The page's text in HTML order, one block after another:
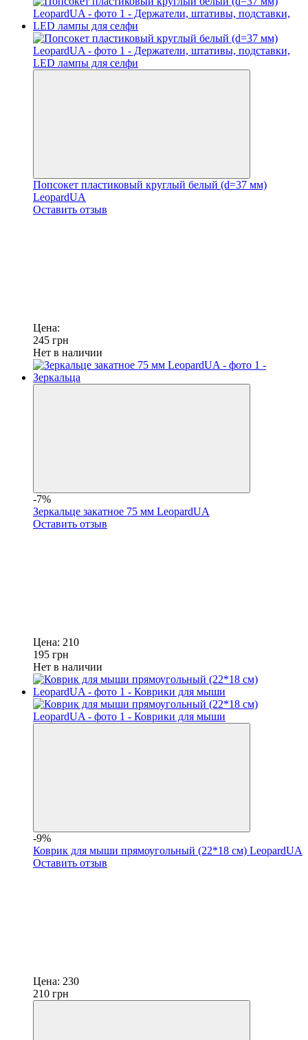
Попсокет пластиковый круглый белый (d=37 мм)
LeopardUA
Оставить отзыв
Цена:
245 грн
Нет в наличии
-7%
Зеркальце закатное 75 мм LeopardUA
Оставить отзыв
Цена: 210
195 грн
Нет в наличии
-9%
Коврик для мыши прямоугольный (22*18 cм) LeopardUA
Оставить отзыв
Цена: 230
210 грн